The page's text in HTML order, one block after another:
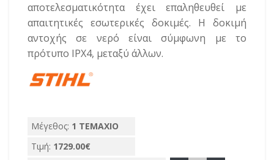
αποτελεσματικότητα έχει επαληθευθεί με
απαιτητικές εσωτερικές δοκιμές. Η δοκιμή
αντοχής σε νερό είναι σύμφωνη με το
πρότυπο IPX4, μεταξύ άλλων.
Μέγεθος: 1 ΤΕΜΑΧΙΟ
Τιμή: 1729.00€